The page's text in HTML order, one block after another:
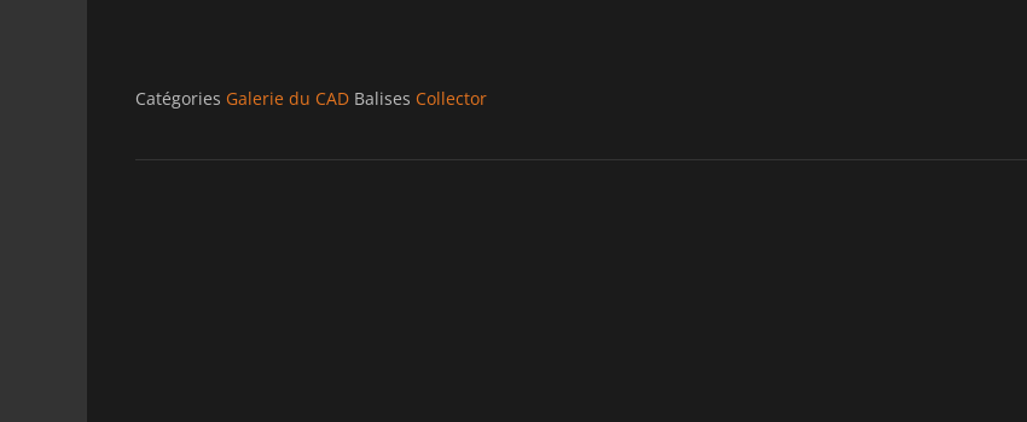
Catégories Galerie du CAD Balises Collector